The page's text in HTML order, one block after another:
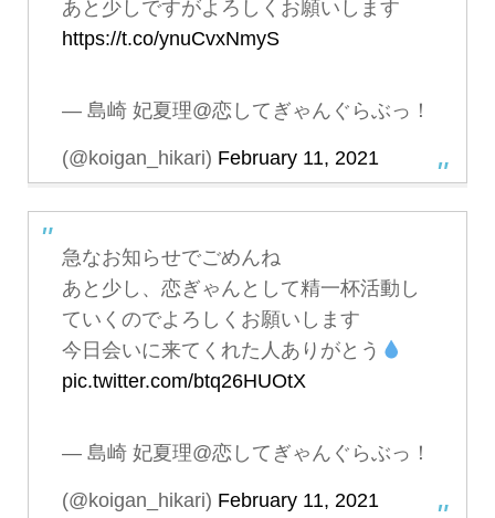
あと少しですがよろしくお願いします
https://t.co/ynuCvxNmyS
— 島崎 妃夏理@恋してぎゃんぐらぶっ！
(@koigan_hikari) February 11, 2021
急なお知らせでごめんね
あと少し、恋ぎゃんとして精一杯活動し
ていくのでよろしくお願いします
今日会いに来てくれた人ありがとう
pic.twitter.com/btq26HUOtX
— 島崎 妃夏理@恋してぎゃんぐらぶっ！
(@koigan_hikari) February 11, 2021